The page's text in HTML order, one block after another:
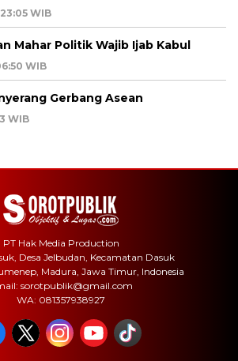
WIB
Mahar Politik Wajib Ijab Kabul
WIB
Gerbang Asean
WIB
PT Hak Media Production
Desa Jelbudan, Kecamatan Dasuk
Madura, Jawa Timur, Indonesia
sorotpublik@gmail.com
WA: 081357938927